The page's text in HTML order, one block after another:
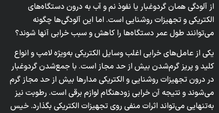
از آلودگی همان گردوغبار یا نفوذ نم و آب به درون دستگاه‌های
الکتریکی و تجهیزات روشنایی است. اما این آلودگی‌ها چگونه
می‌توانند طول عمر دستگاه‌ها را کاهش و سبب خرابی آنها شوند؟
یکی از عامل‌های خرابی اغلب وسایل الکتریکی به‌ویژه لامپ و انواع
کلید و پریز گرم‌شدن بیش از حد مجاز است. با جمع‌شدن گردوغبار
در درون تجهیزات روشنایی و الکتریکی مدارها بیش از حد مجاز گرم
می‌شوند و نتیجه آن خرابی زودهنگام لوازم برقی است. رطوبت نیز
به‌تنهایی می‌تواند اثرات منفی روی تجهیزات الکتریکی بگذارد. خیس